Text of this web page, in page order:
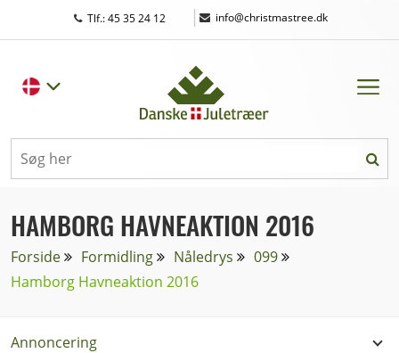
Tlf.: 45 35 24 12 | info@christmastree.dk
HAMBORG HAVNEAKTION 2016
Forside Formidling Nåledrys
099
Hamborg Havneaktion 2016
Annoncering